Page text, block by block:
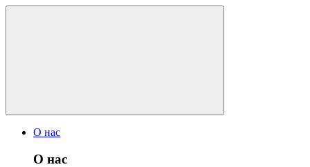
О нас
О нас